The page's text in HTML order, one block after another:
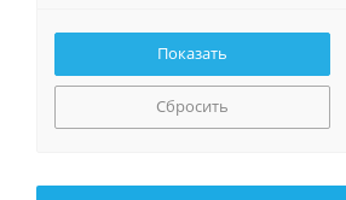
Сбросить